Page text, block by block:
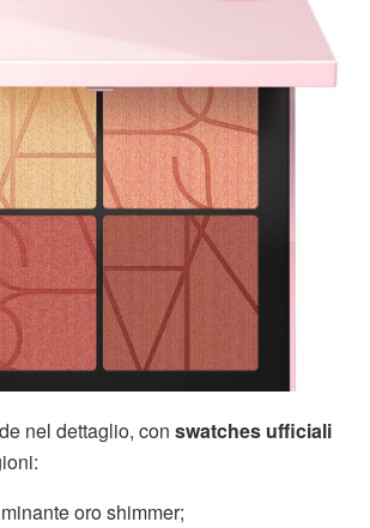
nel dettaglio, con swatches ufficiali
oro shimmer;